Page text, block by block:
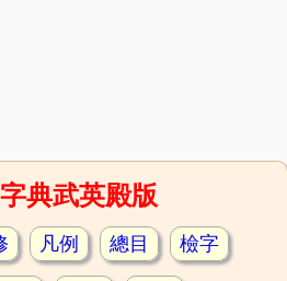
典武英殿版
凡例 總目 檢字